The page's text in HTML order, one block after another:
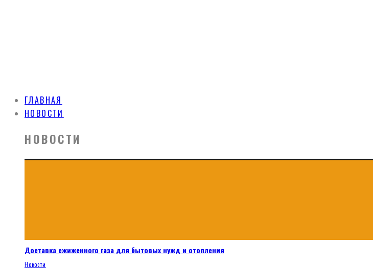
ГЛАВНАЯ
НОВОСТИ
НОВОСТИ
Доставка сжиженного газа для бытовых нужд и отопления
Новости